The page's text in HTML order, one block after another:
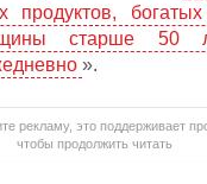
продуктов,
старше 50
».
рекламу, это поддерживает
чтобы продолжить читать